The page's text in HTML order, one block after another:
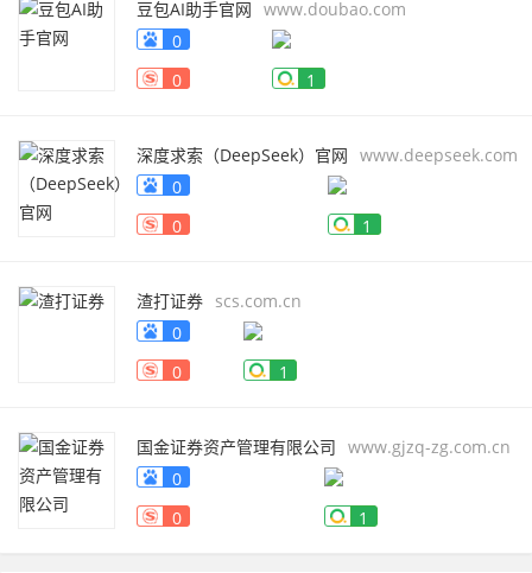
豆包AI助手官网 www.doubao.com
0
0
1
深度求索（DeepSeek）官网 www.deepseek.com
0
0
1
渣打证券 scs.com.cn
0
0
1
国金证券资产管理有限公司 www.gjzq-zg.com.cn
0
0
1